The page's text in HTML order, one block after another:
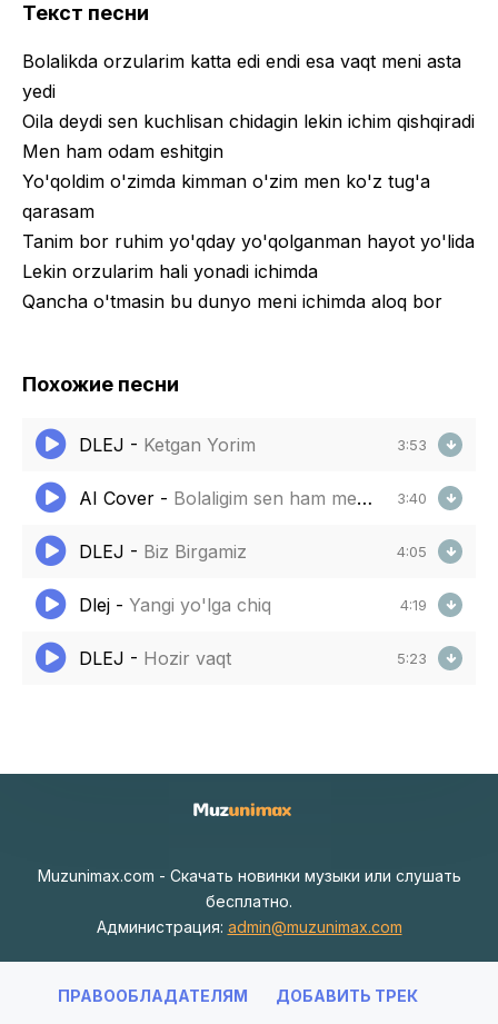
Текст песни
Bolalikda orzularim katta edi endi esa vaqt meni asta
yedi
Oila deydi sen kuchlisan chidagin lekin ichim qishqiradi
Men ham odam eshitgin
Yo'qoldim o'zimda kimman o'zim men ko'z tug'a
qarasam
Tanim bor ruhim yo'qday yo'qolganman hayot yo'lida
Lekin orzularim hali yonadi ichimda
Qancha o'tmasin bu dunyo meni ichimda aloq bor
Похожие песни
DLEJ - Ketgan Yorim 3:53
AI Cover - Bolaligim sen ham meni sog‘indingmi 3:40
DLEJ - Biz Birgamiz 4:05
Dlej - Yangi yo'lga chiq 4:19
DLEJ - Hozir vaqt 5:23
Muzunimax.com - Скачать новинки музыки или слушать
бесплатно.
Администрация: admin@muzunimax.com
ПРАВООБЛАДАТЕЛЯМ ДОБАВИТЬ ТРЕК